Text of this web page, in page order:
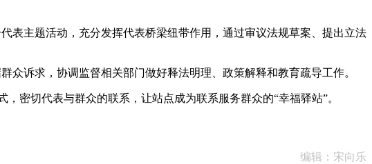
主题活动，充分发挥代表桥梁纽带作用，通过审议法规草案、提出立法
诉求，协调监督相关部门做好释法明理、政策解释和教育疏导工作。
密切代表与群众的联系，让站点成为联系服务群众的“幸福驿站”。
编辑：宋向乐